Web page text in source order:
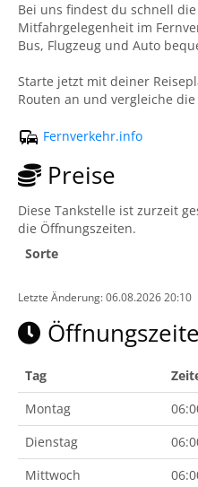
Bei uns findest du schnell
Mitfahrgelegenheit im
Bus, Flugzeug und Auto
Starte jetzt mit deiner
Routen an und vergleiche die
Fernverkehr.info
Preise
Diese Tankstelle ist zurzeit
die Öffnungszeiten.
Sorte
Letzte Änderung: 06.08.2026 20:10
Tag
Montag
Dienstag
Mittwoch